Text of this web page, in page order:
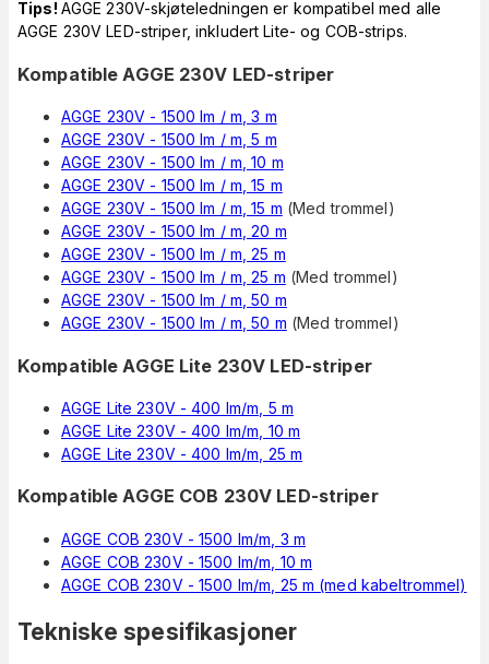
Tips! AGGE 230V-skjøteledningen er kompatibel med alle
AGGE 230V LED-striper, inkludert Lite- og COB-strips.
Kompatible AGGE 230V LED-striper
AGGE 230V - 1500 lm / m, 3 m
AGGE 230V - 1500 lm / m, 5 m
AGGE 230V - 1500 lm / m, 10 m
AGGE 230V - 1500 lm / m, 15 m
AGGE 230V - 1500 lm / m, 15 m (Med trommel)
AGGE 230V - 1500 lm / m, 20 m
AGGE 230V - 1500 lm / m, 25 m
AGGE 230V - 1500 lm / m, 25 m (Med trommel)
AGGE 230V - 1500 lm / m, 50 m
AGGE 230V - 1500 lm / m, 50 m (Med trommel)
Kompatible AGGE Lite 230V LED-striper
AGGE Lite 230V - 400 lm/m, 5 m
AGGE Lite 230V - 400 lm/m, 10 m
AGGE Lite 230V - 400 lm/m, 25 m
Kompatible AGGE COB 230V LED-striper
AGGE COB 230V - 1500 lm/m, 3 m
AGGE COB 230V - 1500 lm/m, 10 m
AGGE COB 230V - 1500 lm/m, 25 m (med kabeltrommel)
Tekniske spesifikasjoner